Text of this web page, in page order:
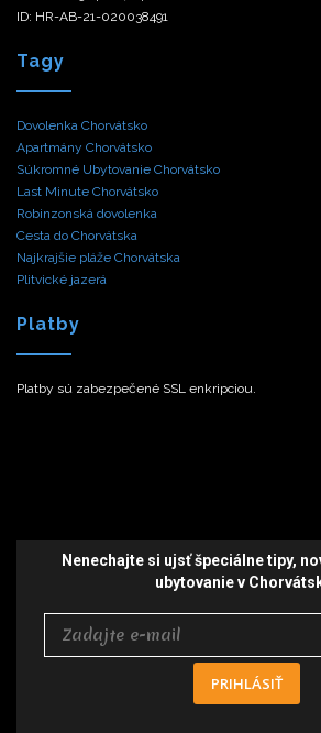
ID: HR-AB-21-020038491
Tagy
Dovolenka Chorvátsko
Apartmány Chorvátsko
Súkromné Ubytovanie Chorvátsko
Last Minute Chorvátsko
Robinzonská dovolenka
Cesta do Chorvátska
Najkrajšie pláže Chorvátska
Plitvické jazerá
Platby
Platby sú zabezpečené SSL enkripciou.
Nenechajte si ujsť špeciálne tipy,
ubytovanie v
PRIHLÁSIŤ